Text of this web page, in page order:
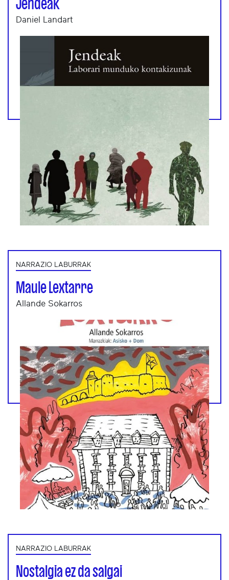
Jendeak
Daniel Landart
NARRAZIO LABURRAK
Maule Lextarre
Allande Sokarros
NARRAZIO LABURRAK
Nostalgia ez da salgai